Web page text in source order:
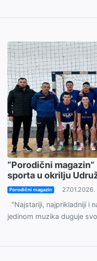
“Porodični
sporta u okrilju
Porodični magazin 27.01.2026.
"Najstariji, najprikladniji i
jedinom muzika duguje